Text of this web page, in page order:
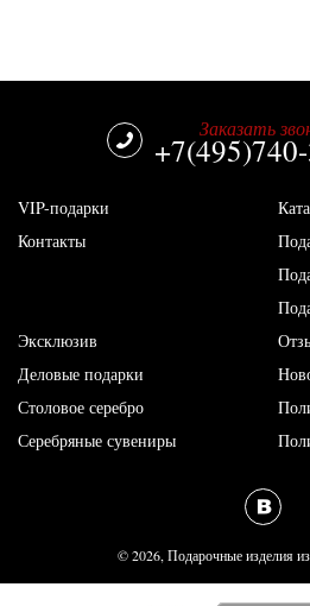
Заказать
VIP-подарки
Контакты
Эксклюзив
Деловые подарки
Столовое серебро
Серебряные сувениры
© 2026, Подарочные изделия из
vk